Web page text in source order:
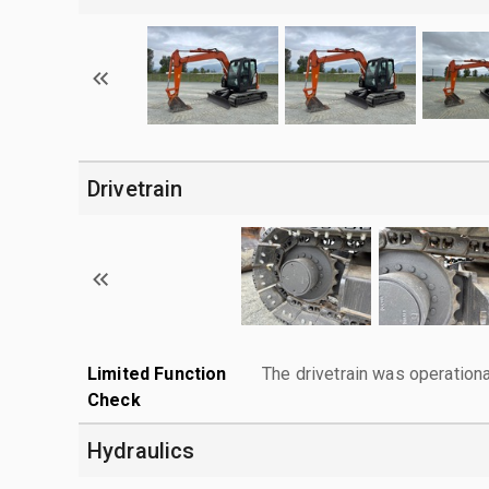
Drivetrain
Limited Function
Check
The drivetrain was
Hydraulics